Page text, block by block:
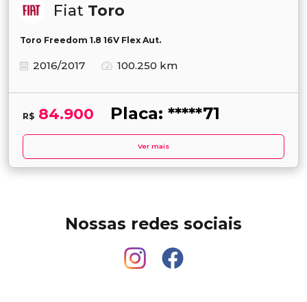
Fiat Toro
Toro Freedom 1.8 16V Flex Aut.
2016/2017 100.250 km
R$ 84.900 Placa: *****71
Ver mais
Nossas redes sociais